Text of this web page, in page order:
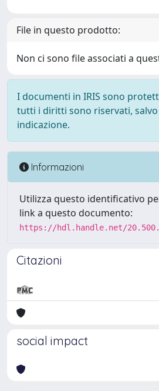
File in questo prodotto:
Non ci sono file associati a
I documenti in IRIS sono
tutti i diritti sono riservati, salvo
indicazione.
Informazioni
Utilizza questo identificativo
link a questo documento:
https://hdl.handle.net/
Citazioni
social impact